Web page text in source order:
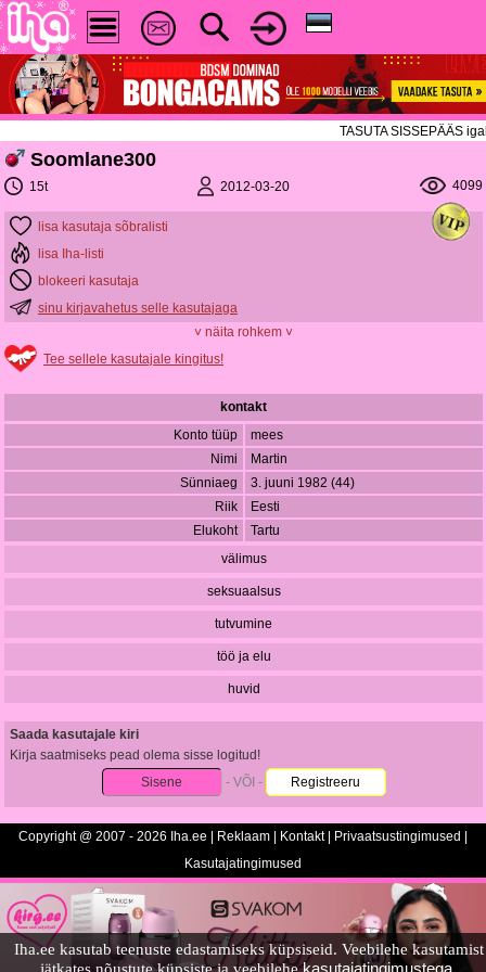
Iha.ee kasutab teenuste edastamiseks küpsiseid. Veebilehe kasutamist
kasutajatingimustega.
TASUTA SISSEPÄÄS
Soomlane300
15t 2012-03-20 4099
lisa kasutaja sõbralisti
lisa Iha-listi
blokeeri kasutaja
sinu kirjavahetus selle kasutajaga
˅ näita rohkem ˅
Tee sellele kasutajale kingitus!
kontakt
Konto tüüp
mees
Nimi
Martin
Sünniaeg
3. juuni 1982 (44)
Riik
Eesti
Elukoht
Tartu
välimus
seksuaalsus
tutvumine
töö ja elu
huvid
Saada kasutajale kiri
Kirja saatmiseks pead olema sisse logitud!
Sisene
- VÕI - Registreeru
Copyright @ 2007 - 2026 Iha.ee | Reklaam Kontakt| Privaatsustingimused
Kasutajatingimused